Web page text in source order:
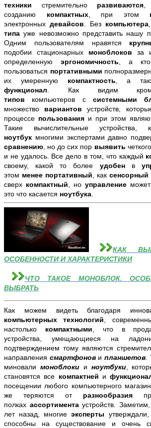
техники стремительно развиваются ,
созданию компактных, при этом
электронных девайсов . Без компьютера
типауже невозможно представить нашу
Одним пользователям нравятся
подобии стационарных моноблоков за
определенную эргономичность , а кто
пользоваться портативными
их умеренную компактность , а
функционал . Как видим кроме
типов компьютеров ссистемными
множество вариантовустройств,
процессе пользования и при этом
Такие вычислительные устройства,
ноутбук многими экспертами давно
сравнению , но до сих пор выявить четкого
и не удалось. Все дело в том, что каждый
своему, какой то более удобен в
этом менее портативный , как сенсорный
сверх компактный , но управление
это что касается ноутбука
КАК
ОСОБЕННОСТИ И ХАРАКТЕРИСТИКИ
ЧТО ТАКОЕ МОНОБЛОК.
ВЫБРАТЬ
Как можем видеть благодаря
компьютерных технологий ,
настолько компактными , что в
устройства, умещающиеся на
подтверждением тому являются
направления смартфонов ипланшетов
миновали моноблоки и ноутбуки,
становятся все компактней и
посещении любого компьютерного
же теряются от разнообразия
полках ассортиментаустройств.
лет назад, многиеэксперты
способны на существование и очень